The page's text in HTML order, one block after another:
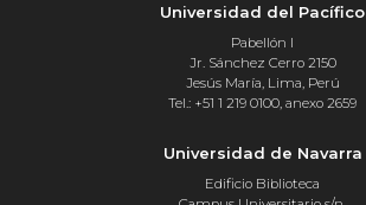
Universidad del Pacífico
Pabellón I
Jr. Sánchez Cerro 2150
Jesús María, Lima, Perú
Tel.: +51 1 219 0100, anexo 2659
Universidad de Navarra
Edificio Biblioteca